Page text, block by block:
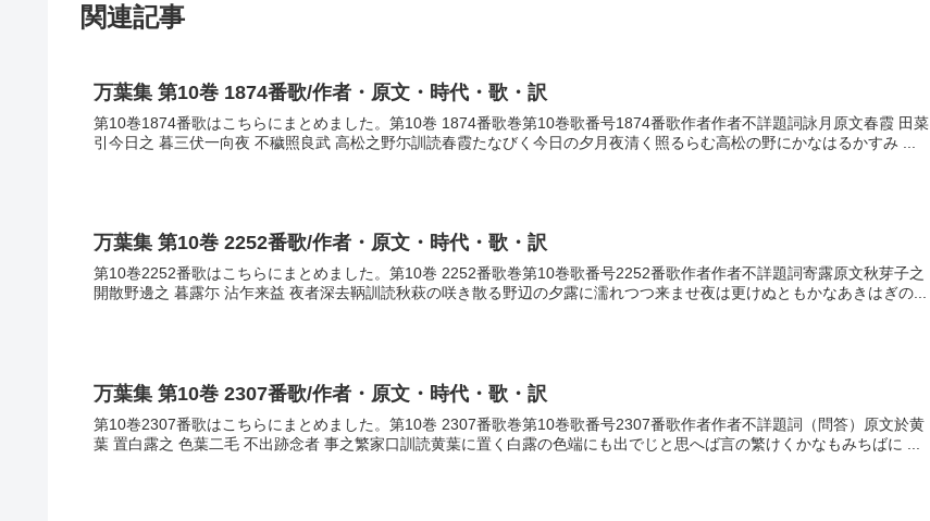
関連記事
万葉集 第10巻 1874番歌/作者・原文・時代・歌・訳
第10巻1874番歌はこちらにまとめました。第10巻 1874番歌巻第10巻歌番号1874番歌作者作者不詳題詞詠月原文春霞 田菜
引今日之 暮三伏一向夜 不穢照良武 高松之野尓訓読春霞たなびく今日の夕月夜清く照るらむ高松の野にかなはるかすみ ...
万葉集 第10巻 2252番歌/作者・原文・時代・歌・訳
第10巻2252番歌はこちらにまとめました。第10巻 2252番歌巻第10巻歌番号2252番歌作者作者不詳題詞寄露原文秋芽子之
開散野邊之 暮露尓 沾乍来益 夜者深去鞆訓読秋萩の咲き散る野辺の夕露に濡れつつ来ませ夜は更けぬともかなあきはぎの...
万葉集 第10巻 2307番歌/作者・原文・時代・歌・訳
第10巻2307番歌はこちらにまとめました。第10巻 2307番歌巻第10巻歌番号2307番歌作者作者不詳題詞（問答）原文於黄
葉 置白露之 色葉二毛 不出跡念者 事之繁家口訓読黄葉に置く白露の色端にも出でじと思へば言の繁けくかなもみちばに ...